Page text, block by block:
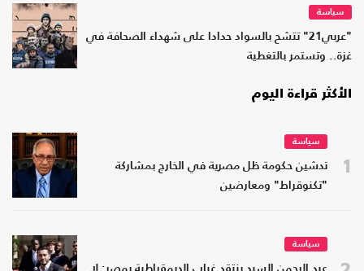
سياسة
"عربي21" تتشح بالسواد حدادا على شهداء الصحافة في
غزة.. وتستمر بالتغطية
الأكثر قراءة اليوم
1
سياسة
تدشين حكومة ظل مصرية في الخارج بمشاركة
"تكنوقراط" ومعارضين
سياسة
عبد الرحمن السيد ينتقد غياب الديمقراطية بمصر: لا